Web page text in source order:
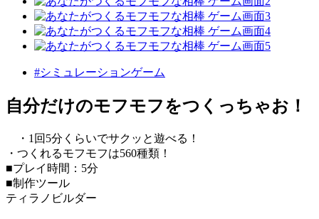
#シミュレーションゲーム
自分だけのモフモフをつくっちゃお！
・1回5分くらいでサクッと遊べる！
・つくれるモフモフは560種類！
■プレイ時間：5分
■制作ツール
ティラノビルダー